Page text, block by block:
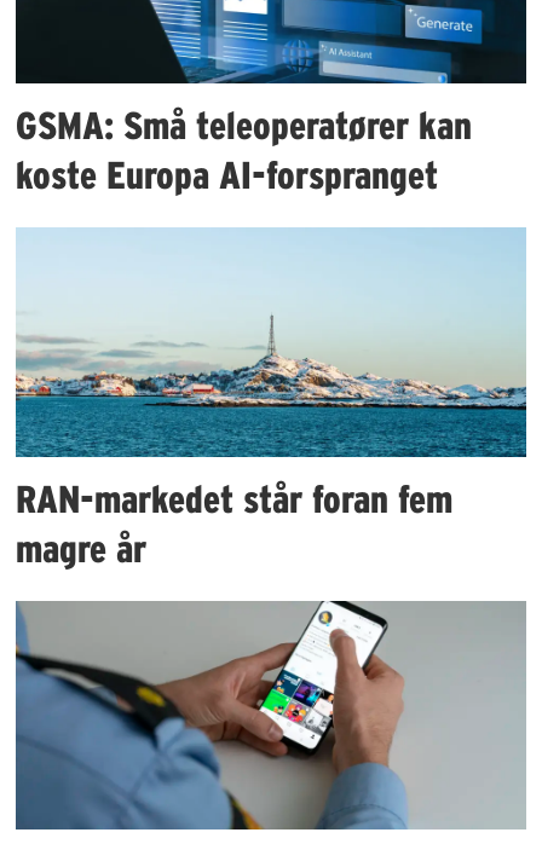
GSMA: Små teleoperatører kan
koste Europa AI-forspranget
RAN-markedet står foran fem
magre år